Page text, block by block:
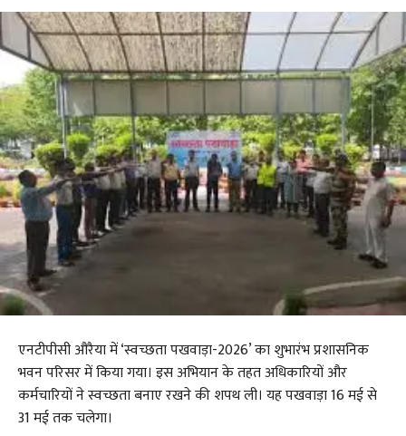
एनटीपीसी औरैया में ‘स्वच्छता पखवाड़ा-2026’ का शुभारंभ प्रशासनिक
भवन परिसर में किया गया। इस अभियान के तहत अधिकारियों और
कर्मचारियों ने स्वच्छता बनाए रखने की शपथ ली। यह पखवाड़ा 16 मई से
31 मई तक चलेगा।